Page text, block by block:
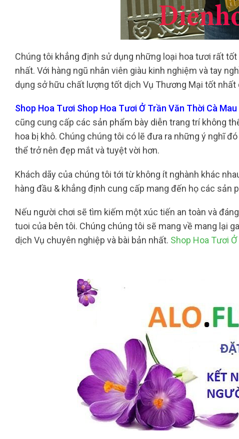
Chúng tôi khẳng định sử dụng những loại hoa tươi rất
nhất. Với hàng ngũ nhân viên giàu kinh nghiệm và tay
dụng sở hữu chất lượng tốt dịch Vụ Thương Mại tốt nhất
Shop Hoa Tươi Shop Hoa Tươi Ở Trần Văn Thời Cà Mau
cũng cung cấp các sản phẩm bày diễn trang trí không
hoa bị khô. Chúng chúng tôi có lẽ đưa ra những ý nghĩ
thể trở nên đẹp mắt và tuyệt vời hơn.
Khách dãy của chúng tôi tới từ không ít nghành khác
hàng đầu & khẳng định cung cấp mang đến họ các sản
Nếu người chơi sẽ tìm kiếm một xúc tiến an toàn và
tuoi của bên tôi. Chúng chúng tôi sẽ mang về mang lại
dịch Vụ chuyên nghiệp và bài bản nhất. Shop Hoa Tươi